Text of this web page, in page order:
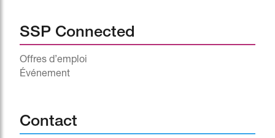
SSP Connected
Offres d’emploi
Événement
Contact